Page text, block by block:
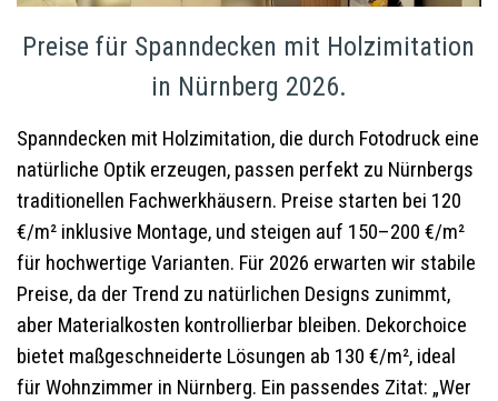
Preise für Spanndecken mit Holzimitation
in Nürnberg 2026.
Spanndecken mit Holzimitation, die durch Fotodruck eine
natürliche Optik erzeugen, passen perfekt zu Nürnbergs
traditionellen Fachwerkhäusern. Preise starten bei 120
€/m² inklusive Montage, und steigen auf 150–200 €/m²
für hochwertige Varianten. Für 2026 erwarten wir stabile
Preise, da der Trend zu natürlichen Designs zunimmt,
aber Materialkosten kontrollierbar bleiben. Dekorchoice
bietet maßgeschneiderte Lösungen ab 130 €/m², ideal
für Wohnzimmer in Nürnberg. Ein passendes Zitat: „Wer